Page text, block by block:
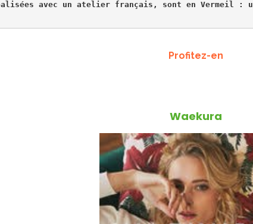
Profitez-en
Waekura